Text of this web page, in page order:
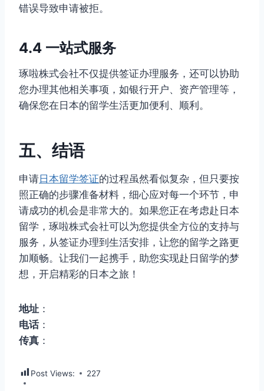
错误导致申请被拒。
4.4 一站式服务
琢啦株式会社不仅提供签证办理服务，还可以协助
您办理其他相关事项，如银行开户、资产管理等，
确保您在日本的留学生活更加便利、顺利。
五、结语
申请日本留学签证的过程虽然看似复杂，但只要按
照正确的步骤准备材料，细心应对每一个环节，申
请成功的机会是非常大的。如果您正在考虑赴日本
留学，琢啦株式会社可以为您提供全方位的支持与
服务，从签证办理到生活安排，让您的留学之路更
加顺畅。让我们一起携手，助您实现赴日留学的梦
想，开启精彩的日本之旅！
地址 ：
电话：
传真 ：
Post Views: 227